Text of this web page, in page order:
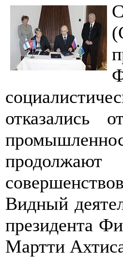
отказались
продолжают
Видный
президента
Мартти